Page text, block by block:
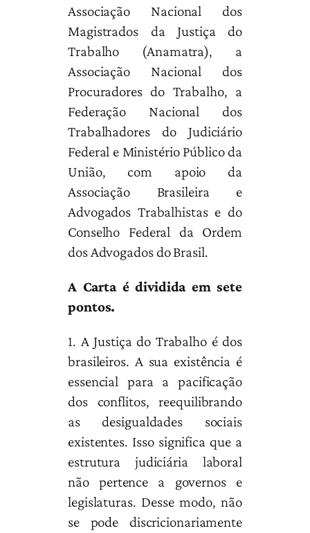
Associação Nacional dos
Magistrados da Justiça do
Trabalho (Anamatra), a
Associação Nacional dos
Procuradores do Trabalho, a
Federação Nacional dos
Trabalhadores do Judiciário
Federal e Ministério Público da
União, com apoio da
Associação Brasileira e
Advogados Trabalhistas e do
Conselho Federal da Ordem
dos Advogados do Brasil.
A Carta é dividida em sete
pontos.
1. A Justiça do Trabalho é dos
brasileiros. A sua existência é
essencial para a pacificação
dos conflitos, reequilibrando
as desigualdades sociais
existentes. Isso significa que a
estrutura judiciária laboral
não pertence a governos e
legislaturas. Desse modo, não
se pode discricionariamente